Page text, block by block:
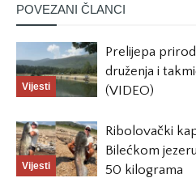
POVEZANI ČLANCI
Vijesti
Prelijepa
druženja i
(VIDEO)
Vijesti
Ribolovački
Bilećkom
50 kilograma